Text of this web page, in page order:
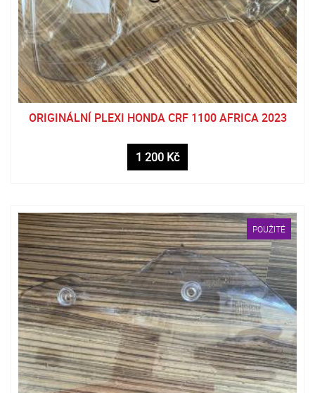
ORIGINÁLNÍ PLEXI HONDA CRF 1100 AFRICA 2023
1 200 Kč
POUŽITÉ